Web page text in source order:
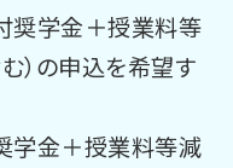
奨学金＋授業料等
）の申込を希望す
学金＋授業料等減